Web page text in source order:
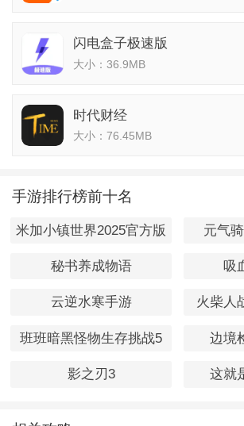
闪电盒子极速版
大小：36.9MB
时代财经
大小：76.45MB
手游排行榜前十名
米加小镇世界2025官方版 元气
秘书养成物语 吸
云逆水寒手游 火柴人
班班暗黑怪物生存挑战5 边境
影之刃3 这就